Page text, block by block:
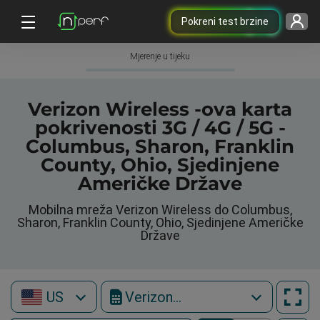
Pokreni test brzine
Mjerenje u tijeku
Verizon Wireless -ova karta
pokrivenosti 3G / 4G / 5G -
Columbus, Sharon, Franklin
County, Ohio, Sjedinjene
Američke Države
Mobilna mreža Verizon Wireless do Columbus,
Sharon, Franklin County, Ohio, Sjedinjene Američke
Države
US Verizon Wireless